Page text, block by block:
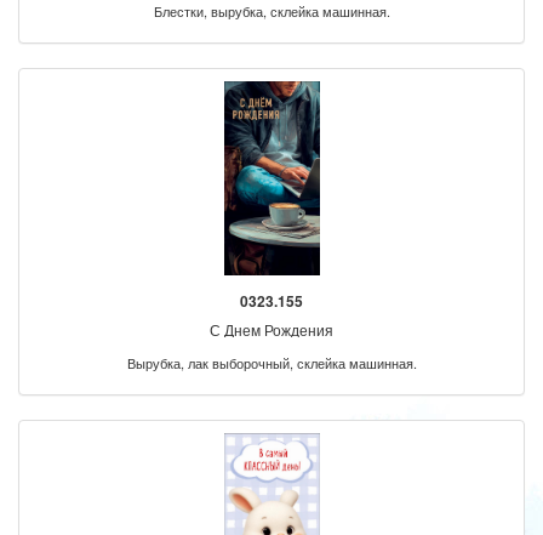
Блестки, вырубка, склейка машинная.
0323.155
С Днем Рождения
Вырубка, лак выборочный, склейка машинная.